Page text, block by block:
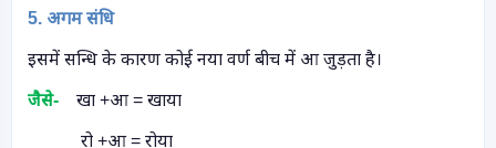
5. अगम संधि
इसमें सन्धि के कारण कोई नया वर्ण बीच में आ जुड़ता है।
जैसे- खा +आ = खाया
रो +आ = रोया